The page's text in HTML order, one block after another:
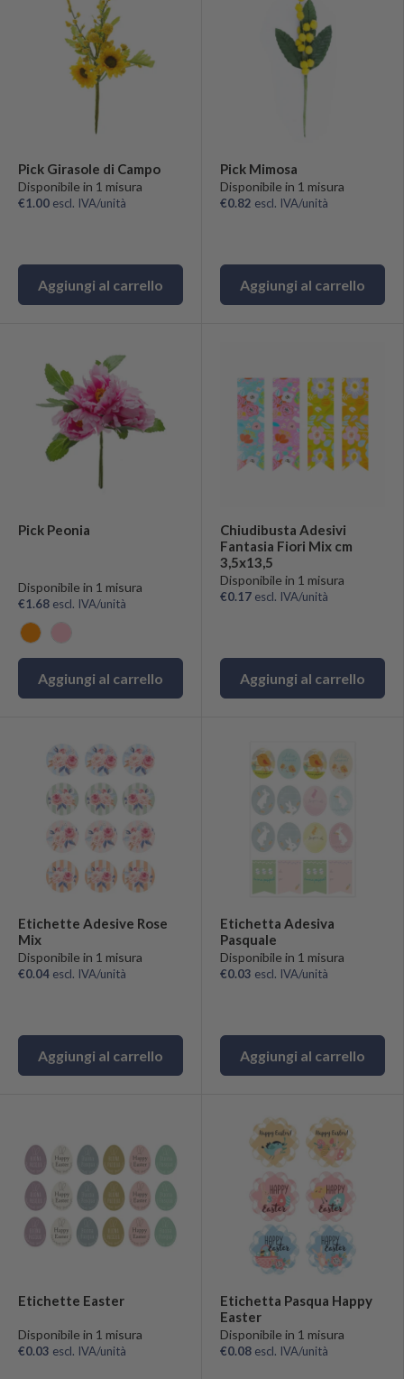
Pick Girasole di Campo
Disponibile in 1 misura
€1.00 escl. IVA/unità
Aggiungi al carrello
Pick Mimosa
Disponibile in 1 misura
€0.82 escl. IVA/unità
Aggiungi al carrello
Pick Peonia
Disponibile in 1 misura
€1.68 escl. IVA/unità
Arancio
Rosa
Aggiungi al carrello
Chiudibusta Adesivi
Fantasia Fiori Mix cm
3,5x13,5
Disponibile in 1 misura
€0.17 escl. IVA/unità
Aggiungi al carrello
Etichette Adesive Rose
Mix
Disponibile in 1 misura
€0.04 escl. IVA/unità
Aggiungi al carrello
Etichetta Adesiva
Pasquale
Disponibile in 1 misura
€0.03 escl. IVA/unità
Aggiungi al carrello
Etichette Easter
Disponibile in 1 misura
€0.03 escl. IVA/unità
Etichetta Pasqua Happy
Easter
Disponibile in 1 misura
€0.08 escl. IVA/unità